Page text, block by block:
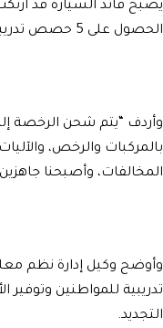
يصبح قائد السيارة قد
الحصول على 5 حصص تدريبية.
وأردف “يتم شحن الرخصة
المخالفات، وأصبحنا
وأوضح وكيل إدارة نظم
تدريبية للمواطنين
التجديد.